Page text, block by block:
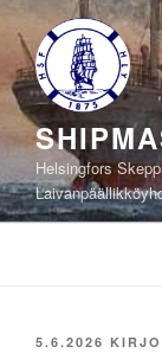
Siirry
sisältöön
Helsingfors
JULKAISTU
5.6.2026